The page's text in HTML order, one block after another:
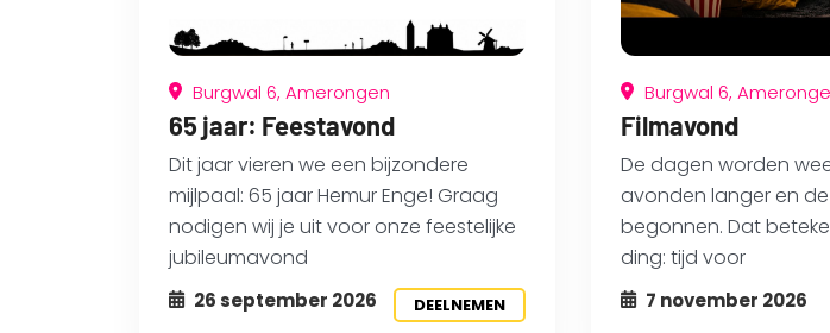
Burgwal 6, Amerongen
65 jaar: Feestavond
Dit jaar vieren we een bijzondere
mijlpaal: 65 jaar Hemur Enge! Graag
nodigen wij je uit voor onze feestelijke
jubileumavond
26 september 2026 DEELNEMEN
Burgwal 6,
Filmavond
De dagen worden
avonden langer en
begonnen. Dat
ding: tijd voor
7 november 2026